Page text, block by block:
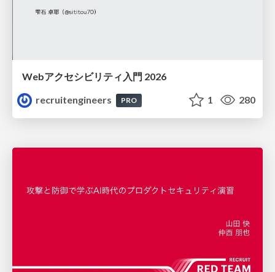
Webアクセシビリティ入門 2026
recruitengineers
PRO 1 280